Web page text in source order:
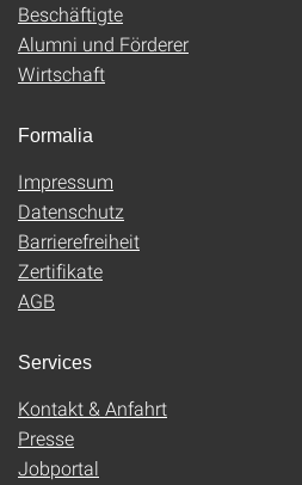
Beschäftigte
Alumni und Förderer
Wirtschaft
Formalia
Impressum
Datenschutz
Barrierefreiheit
Zertifikate
AGB
Services
Kontakt & Anfahrt
Presse
Jobportal